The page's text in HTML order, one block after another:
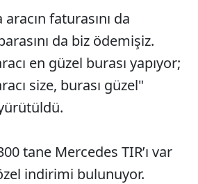
faturasını da
da biz ödemişiz.
en güzel burası yapıyor;
size, burası güzel"
tane Mercedes TIR’ı var
indirimi bulunuyor.